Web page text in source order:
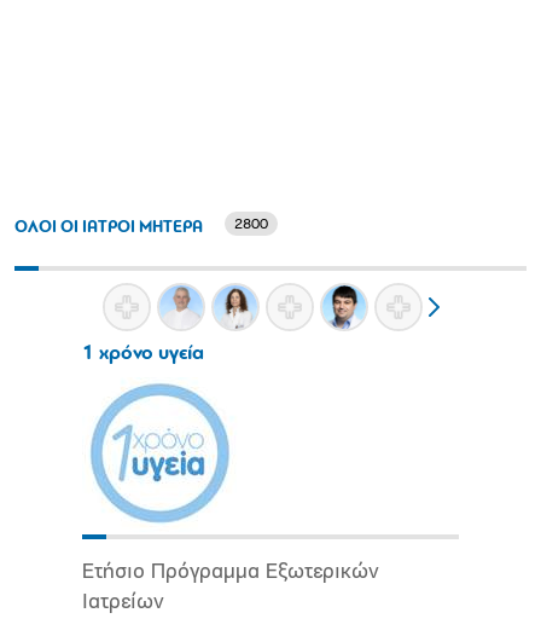
ΟΛΟΙ ΟΙ ΙΑΤΡΟΙ ΜΗΤΕΡΑ 2800
1 χρόνο υγεία
Ετήσιο Πρόγραμμα Εξωτερικών
Ιατρείων